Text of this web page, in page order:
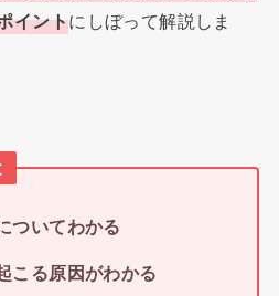
イントにしぼって解説しま
ついてわかる
こる原因がわかる